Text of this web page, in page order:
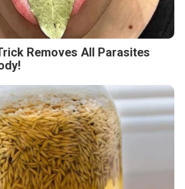
Removes All Parasites